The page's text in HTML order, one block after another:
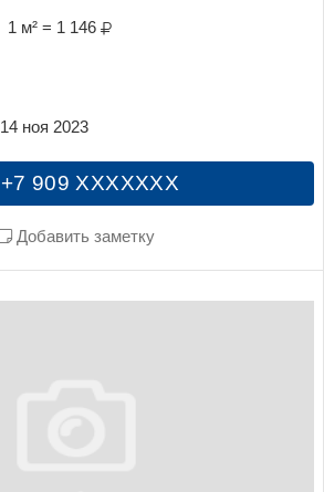
1 м² = 1 146
+7 909 XXXXXXX
Добавить заметку
14 ноя 2023